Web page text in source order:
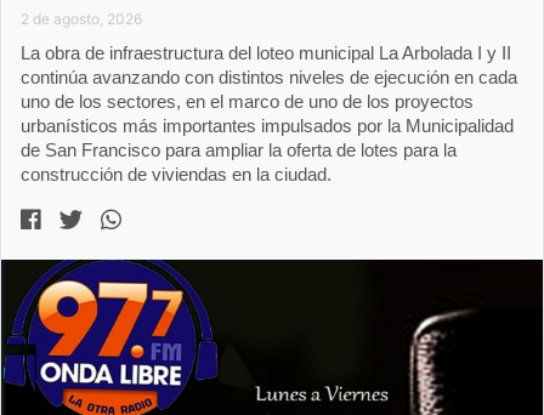
2 de agosto, 2026
La obra de infraestructura del loteo municipal La Arbolada I y II
continúa avanzando con distintos niveles de ejecución en cada
uno de los sectores, en el marco de uno de los proyectos
urbanísticos más importantes impulsados por la Municipalidad
de San Francisco para ampliar la oferta de lotes para la
construcción de viviendas en la ciudad.